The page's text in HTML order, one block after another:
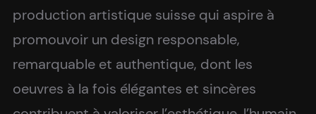
production artistique suisse qui aspire à
promouvoir un design responsable,
remarquable et authentique, dont les
oeuvres à la fois élégantes et sincères